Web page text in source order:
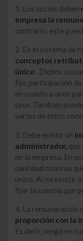
1. Los socios deben
empresa la
contrario, este
2. En el sistema de
conceptos
único . Dichos
fija, participación
en cuanto a unos
cese. También
varios de estos
3. Debe existir un
administrador, que
de la empresa. En
cantidad máxima
único. Al no existir
fijar la cuantía que
4. La remuneración
proporción con la
Es decir, tenga en